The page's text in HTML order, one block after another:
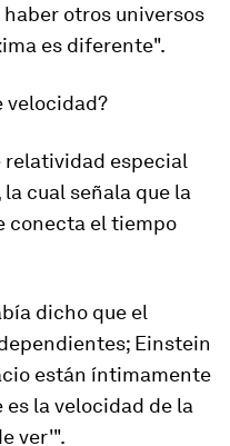
haber otros universos
es diferente".
velocidad?
relatividad especial
cual señala que la
conecta el tiempo
dicho que el
Einstein
están íntimamente
es la velocidad de la
ver'".